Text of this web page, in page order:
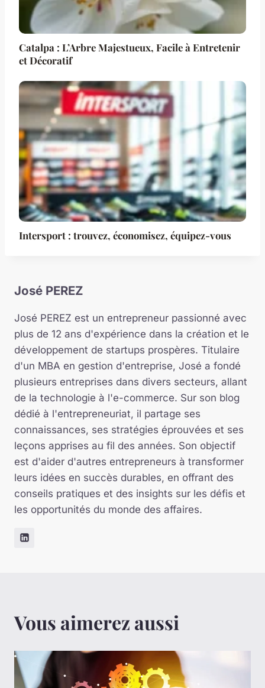
Catalpa : L’Arbre Majestueux, Facile à Entretenir
et Décoratif
Intersport : trouvez, économisez, équipez-vous
José PEREZ
José PEREZ est un entrepreneur passionné avec
plus de 12 ans d'expérience dans la création et le
développement de startups prospères. Titulaire
d'un MBA en gestion d'entreprise, José a fondé
plusieurs entreprises dans divers secteurs, allant
de la technologie à l'e-commerce. Sur son blog
dédié à l'entrepreneuriat, il partage ses
connaissances, ses stratégies éprouvées et ses
leçons apprises au fil des années. Son objectif
est d'aider d'autres entrepreneurs à transformer
leurs idées en succès durables, en offrant des
conseils pratiques et des insights sur les défis et
les opportunités du monde des affaires.
Vous aimerez aussi